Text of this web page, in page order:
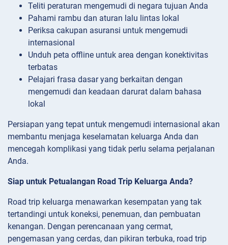
Teliti peraturan mengemudi di negara tujuan Anda
Pahami rambu dan aturan lalu lintas lokal
Periksa cakupan asuransi untuk mengemudi
internasional
Unduh peta offline untuk area dengan konektivitas
terbatas
Pelajari frasa dasar yang berkaitan dengan
mengemudi dan keadaan darurat dalam bahasa
lokal
Persiapan yang tepat untuk mengemudi internasional akan
membantu menjaga keselamatan keluarga Anda dan
mencegah komplikasi yang tidak perlu selama perjalanan
Anda.
Siap untuk Petualangan Road Trip Keluarga Anda?
Road trip keluarga menawarkan kesempatan yang tak
tertandingi untuk koneksi, penemuan, dan pembuatan
kenangan. Dengan perencanaan yang cermat,
pengemasan yang cerdas, dan pikiran terbuka, road trip